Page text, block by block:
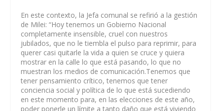
En este contexto, la Jefa comunal se refirió a la gestión
de Milei: “Hoy tenemos un Gobierno Nacional
completamente insensible, cruel con nuestros
jubilados, que no le tiembla el pulso para reprimir, para
querer casi quitarle la vida a quien se cruce y quiera
mostrar en la calle lo que está pasando, lo que no
muestran los medios de comunicación.Tenemos que
tener pensamiento crítico, tenemos que tener
conciencia social y política de lo que está sucediendo
en este momento para, en las elecciones de este año,
poder ponerle un límite a tanto daño que está viviendo